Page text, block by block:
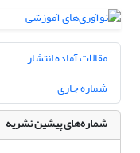
مقالات آماده انتشار
شماره جاری
شماره‌های پیشین نشریه